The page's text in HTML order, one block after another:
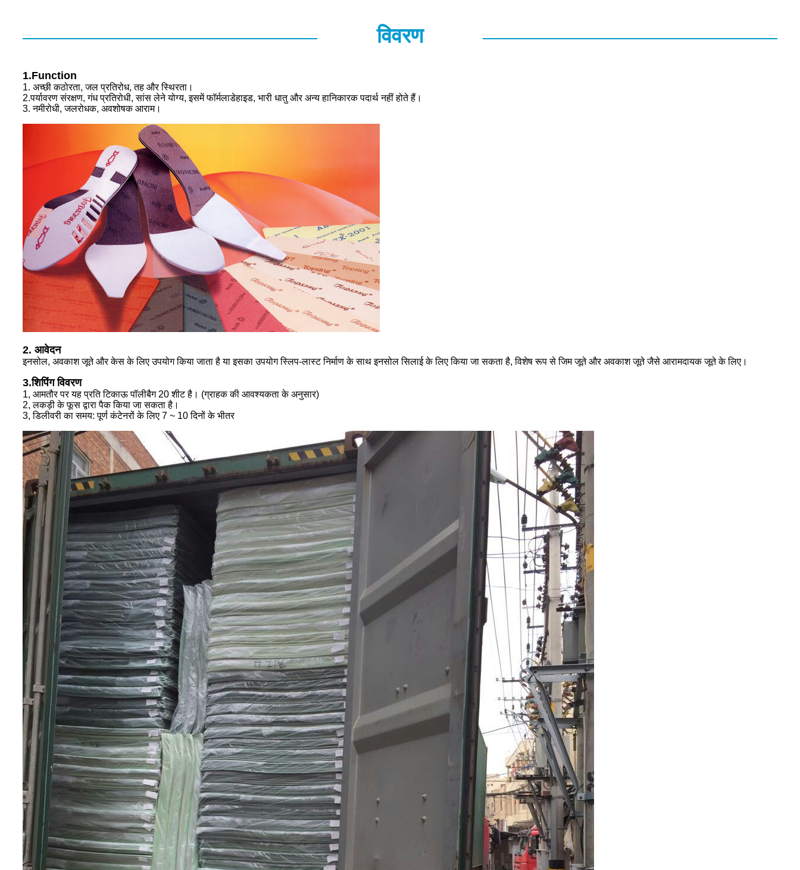
विवरण
1.Function
1. अच्छी कठोरता, जल प्रतिरोध, तह और स्थिरता।
2.पर्यावरण संरक्षण, गंध प्रतिरोधी, सांस लेने योग्य, इसमें फॉर्मलाडेहाइड, भारी धातु और अन्य हानिकारक पदार्थ नहीं होते हैं।
3. नमीरोधी, जलरोधक, अवशोषक आराम।
2. आवेदन
इनसोल, अवकाश जूते और केस के लिए उपयोग किया जाता है या इसका उपयोग स्लिप-लास्ट निर्माण के साथ इनसोल सिलाई के लिए किया जा सकता है, विशेष रूप से जिम जूते और अवकाश जूते जैसे आरामदायक जूते के लिए।
3.शिपिंग विवरण
1, आमतौर पर यह प्रति टिकाऊ पॉलीबैग 20 शीट है। (ग्राहक की आवश्यकता के अनुसार)
2, लकड़ी के फूस द्वारा पैक किया जा सकता है।
3, डिलीवरी का समय: पूर्ण कंटेनरों के लिए 7 ~ 10 दिनों के भीतर